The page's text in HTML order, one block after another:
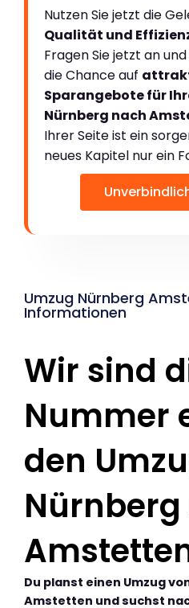
Nutzen Sie jetzt die
Qualität und
Fragen Sie jetzt an
die Chance auf
Sparangebote für
Nürnberg nach
Ihrer Seite ist ein
neues Kapitel nur ein
Umzug Nürnberg
Informationen
Wir sind
Nummer
den
Du planst einen Umzug
Amstetten und suchst